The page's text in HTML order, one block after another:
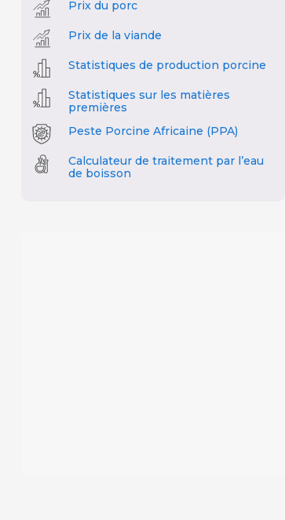
Prix du porc
Prix de la viande
Statistiques de production porcine
Statistiques sur les matières
premières
Peste Porcine Africaine (PPA)
Calculateur de traitement par l’eau
de boisson